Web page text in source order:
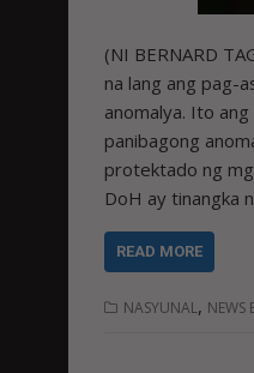
(NI BERNARD
na lang ang pag-
anomalya. Ito
panibagong
protektado ng
DoH ay tinangka
READ MORE
NASYUNAL, NEWS